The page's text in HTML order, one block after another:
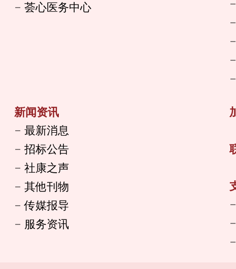
荟心医务中心
新闻资讯
最新消息
招标公告
社康之声
其他刊物
传媒报导
服务资讯